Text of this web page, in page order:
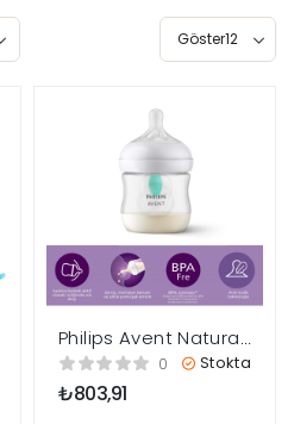
Philips Avent Natural
Response Anti-Colic
PP Biberon 125 ml +0
ay
0 Stokta
₺803,91